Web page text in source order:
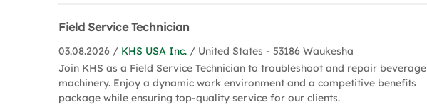
Field Service Technician
03.08.2026 / KHS USA Inc. / United States - 53186 Waukesha
Join KHS as a Field Service Technician to troubleshoot and repair beverage
machinery. Enjoy a dynamic work environment and a competitive benefits
package while ensuring top-quality service for our clients.